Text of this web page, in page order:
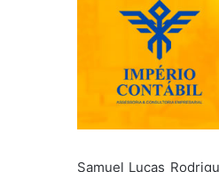
Samuel Lucas